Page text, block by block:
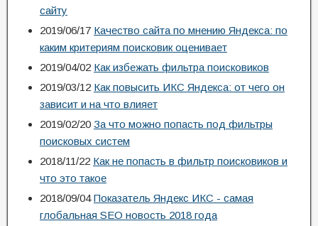
сайту
2019/06/17 Качество сайта по мнению Яндекса: по
каким критериям поисковик оценивает
2019/04/02 Как избежать фильтра поисковиков
2019/03/12 Как повысить ИКС Яндекса: от чего он
зависит и на что влияет
2019/02/20 За что можно попасть под фильтры
поисковых систем
2018/11/22 Как не попасть в фильтр поисковиков и
что это такое
2018/09/04 Показатель Яндекс ИКС - самая
глобальная SEO новость 2018 года